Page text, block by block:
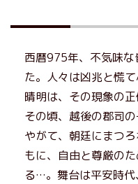
西暦975年、不気味
た。人々は凶兆と慌
晴明は、その現象の
その頃、越後の郡司
やがて、朝廷にまつ
もに、自由と尊厳の
る…。舞台は平安時